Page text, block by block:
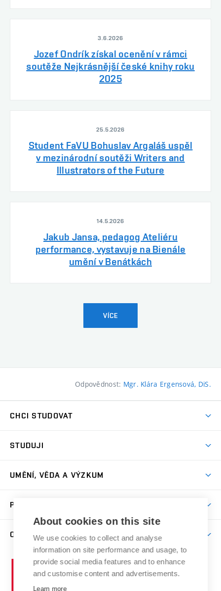
3.6.2026
Jozef Ondrík získal ocenění v rámci
soutěže Nejkrásnější české knihy roku
2025
25.5.2026
Student FaVU Bohuslav Argaláš uspěl
v mezinárodní soutěži Writers and
Illustrators of the Future
14.5.2026
Jakub Jansa, pedagog Ateliéru
performance, vystavuje na Bienále
umění v Benátkách
VÍCE
Odpovědnost: Mgr. Klára Ergensová, DiS.
CHCI STUDOVAT
Přijímačky
Dny otevřených dveří
Přípravné kurzy
Studium bez bariér
Katedra teorií a dějin umění
Kabinety a dílny
Kontakt
STUDUJI
Časový plán studia
Studijní předpisy a formuláře
Studium a stáže v zahraničí
Rezidenční pobyty
Odborná praxe
Stipendia
UMĚNÍ, VĚDA A VÝZKUM
Publikační činnost
Projekty
Výstavy
PRO VEŘEJNOST
Letní školy a semestrální kurzy
Nakladatelská a vydavatelská činnost
Research Catalogue
O FAKULTĚ
Aktuality
Informační tabule
Vysoké
učení
About cookies on this site
We use cookies to collect and analyse
information on site performance and usage, to
provide social media features and to enhance
and customise content and advertisements.
Learn more